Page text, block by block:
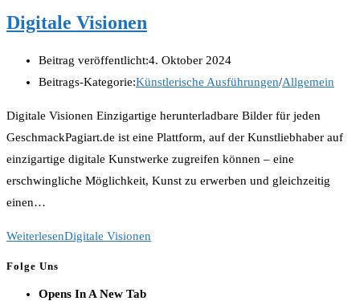
Digitale Visionen
Beitrag veröffentlicht:4. Oktober 2024
Beitrags-Kategorie:Künstlerische Ausführungen/Allgemein
Digitale Visionen Einzigartige herunterladbare Bilder für jeden
GeschmackPagiart.de ist eine Plattform, auf der Kunstliebhaber auf
einzigartige digitale Kunstwerke zugreifen können – eine
erschwingliche Möglichkeit, Kunst zu erwerben und gleichzeitig
einen…
WeiterlesenDigitale Visionen
Folge Uns
Opens In A New Tab